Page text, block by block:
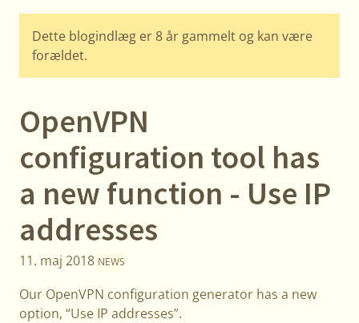
Dette blogindlæg er 8 år gammelt og kan være
forældet.
OpenVPN
configuration tool has
a new function - Use IP
addresses
11. maj 2018 NEWS
Our OpenVPN configuration generator has a new
option, “Use IP addresses”.